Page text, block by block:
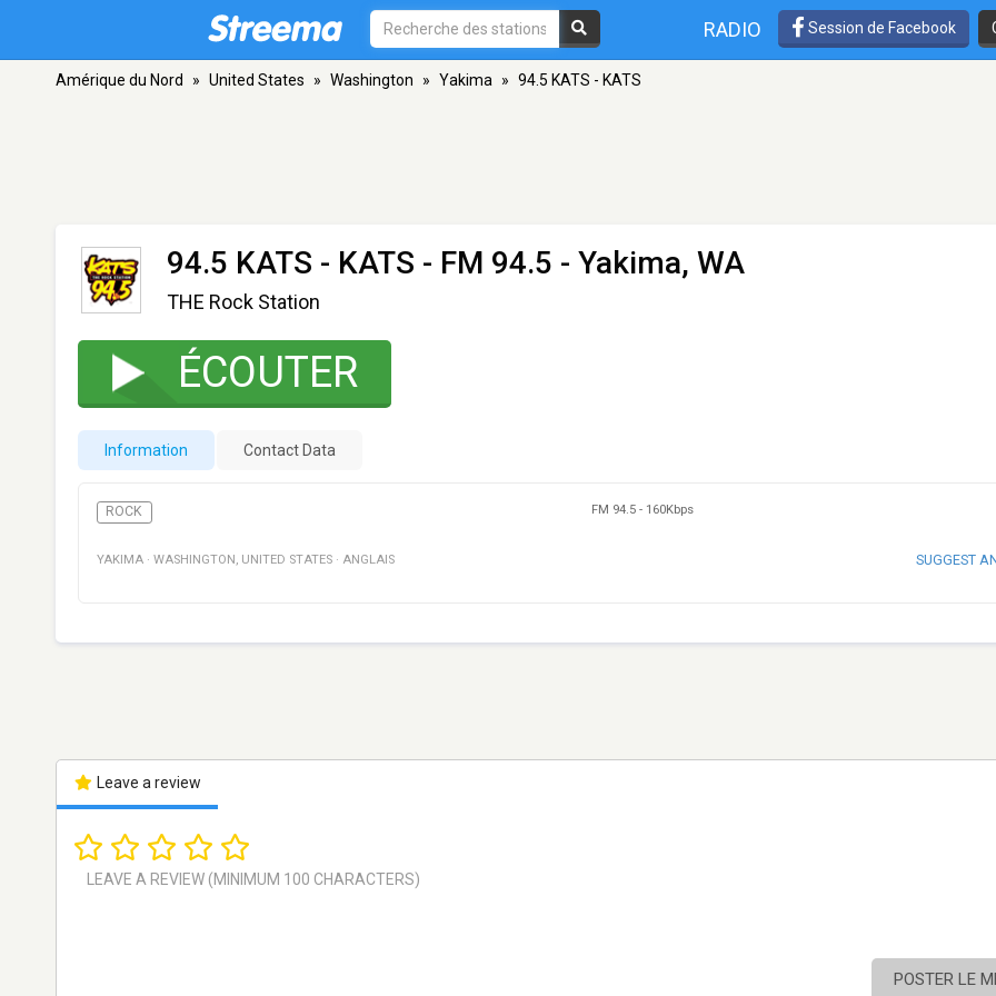
RADIO Session de Facebook
Amérique du Nord » United States » Washington » Yakima » 94.5 KATS - KATS
94.5 KATS - KATS - FM 94.5 - Yakima, WA
THE Rock Station
ÉCOUTER
Information Contact Data
ROCK FM 94.5 - 160Kbps
YAKIMA · WASHINGTON , UNITED STATES · ANGLAIS SUGGEST
Leave a review
POSTER LE